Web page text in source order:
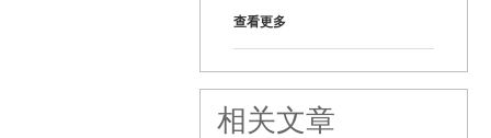
查看更多
相关文章